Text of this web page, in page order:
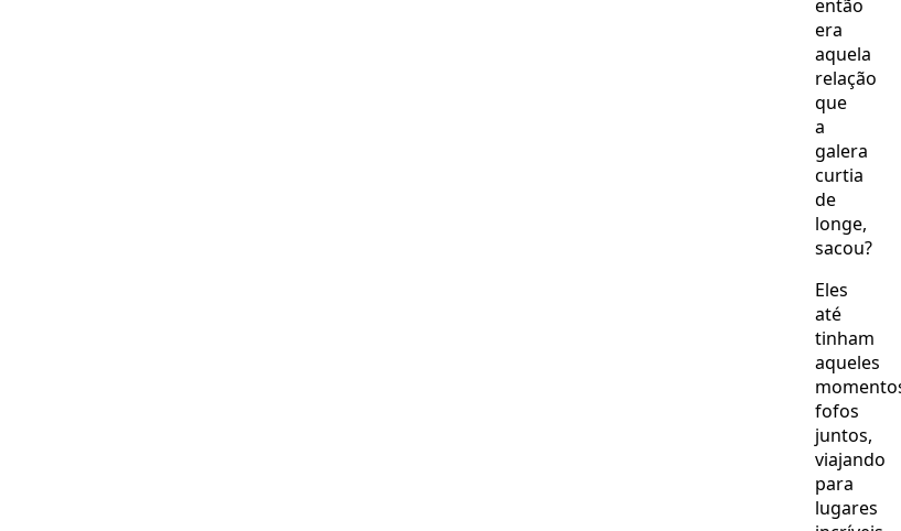
então
era
aquela
relação
que
a
galera
curtia
de
longe,
sacou?
Eles
até
tinham
aqueles
fofos
juntos,
viajando
para
lugares